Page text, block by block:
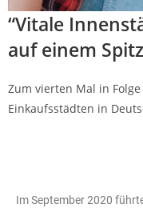
“Vitale
auf einem
Zum vierten Mal in
Einkaufsstädten in
Im September 2020